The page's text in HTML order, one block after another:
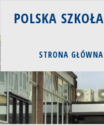
POLSKA SZKOŁA
STRONA GŁÓWNA